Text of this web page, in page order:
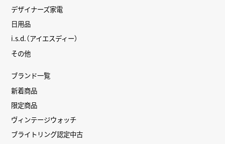
デザイナーズ家電
日用品
i.s.d.（アイエスディー）
その他
ブランド一覧
新着商品
限定商品
ヴィンテージウォッチ
ブライトリング認定中古